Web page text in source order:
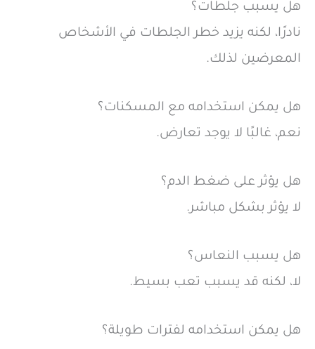
هل يسبب جلطات؟
نادرًا، لكنه يزيد خطر الجلطات في الأشخاص
المعرضين لذلك.
هل يمكن استخدامه مع المسكنات؟
نعم، غالبًا لا يوجد تعارض.
هل يؤثر على ضغط الدم؟
لا يؤثر بشكل مباشر.
هل يسبب النعاس؟
لا، لكنه قد يسبب تعب بسيط.
هل يمكن استخدامه لفترات طويلة؟